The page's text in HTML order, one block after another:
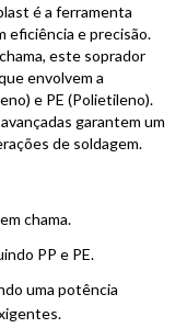
é a ferramenta
eficiência e precisão.
este soprador
envolvem a
e PE (Polietileno).
garantem um
de soldagem.
chama.
PP e PE.
uma potência